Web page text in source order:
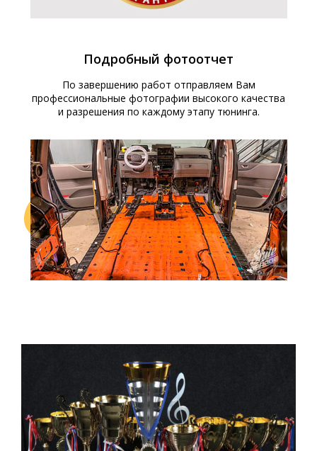
Подробный фотоотчет
По завершению работ отправляем Вам
профессиональные фотографии высокого качества
и разрешения по каждому этапу тюнинга.